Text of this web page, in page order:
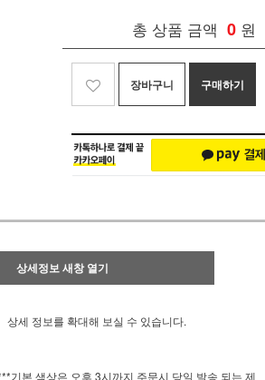
총 상품 금액 0 원
장바구니 구매하기
상세정보 새창 열기
상세 정보를 확대해 보실 수 있습니다.
기본 색상은 오후 3시까지 주문시 당일 발송 되는 제